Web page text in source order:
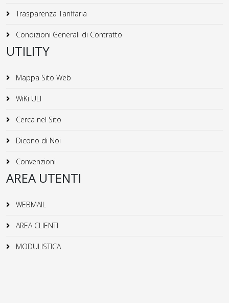
Trasparenza Tariffaria
Condizioni Generali di Contratto
UTILITY
Mappa Sito Web
WiKi ULI
Cerca nel Sito
Dicono di Noi
Convenzioni
AREA UTENTI
WEBMAIL
AREA CLIENTI
MODULISTICA